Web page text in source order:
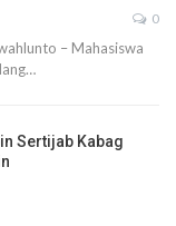
0
– Mahasiswa
Sertijab Kabag